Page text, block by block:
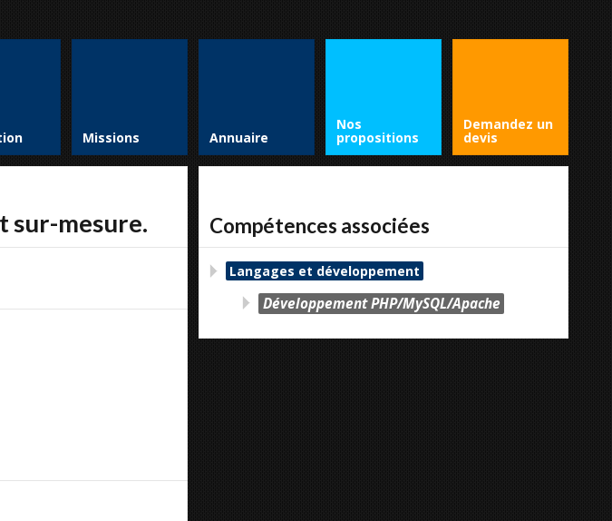
Missions Annuaire
Nos
propositions
Demandez un
devis
sur-mesure. Compétences associées
Langages et développement
Développement PHP/MySQL/Apache